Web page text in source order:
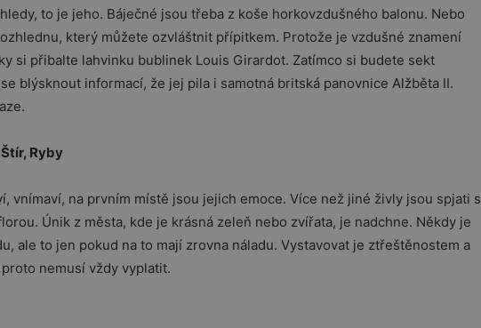
to je jeho. Báječné jsou třeba z koše horkovzdušného balonu. Nebo
který můžete ozvláštnit přípitkem. Protože je vzdušné znamení
si přibalte lahvinku bublinek Louis Girardot. Zatímco si budete sekt
blýsknout informací, že jej pila i samotná britská panovnice Alžběta II.
Ryby
vnímaví, na prvním místě jsou jejich emoce. Více než jiné živly jsou spjati s
Únik z města, kde je krásná zeleň nebo zvířata, je nadchne. Někdy je
ale to jen pokud na to mají zrovna náladu. Vystavovat je ztřeštěnostem a
nemusí vždy vyplatit.